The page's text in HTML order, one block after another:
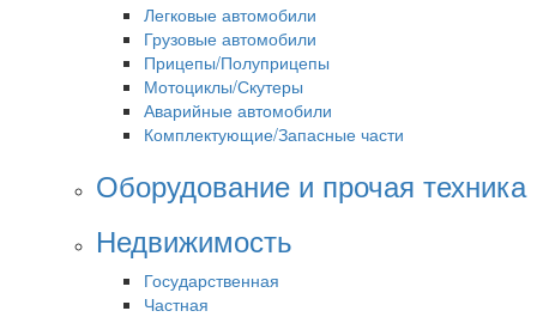
Легковые автомобили
Грузовые автомобили
Прицепы/Полуприцепы
Мотоциклы/Скутеры
Аварийные автомобили
Комплектующие/Запасные части
Оборудование и прочая техника
Недвижимость
Государственная
Частная